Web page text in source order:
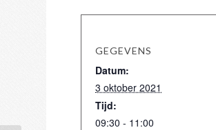
GEGEVENS
Datum:
3 oktober 2021
Tijd:
09:30 - 11:00